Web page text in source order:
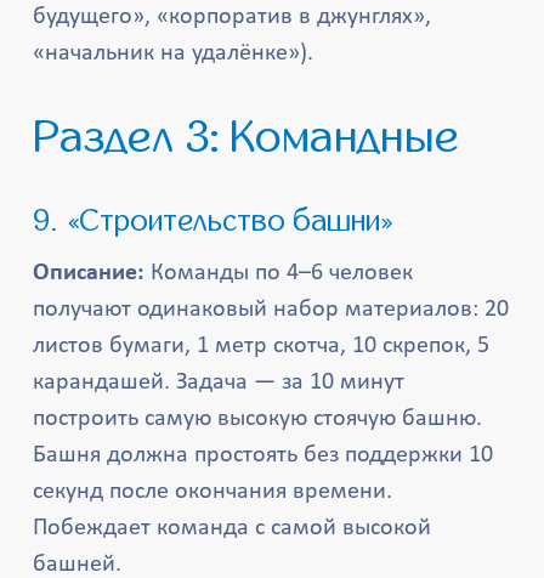
будущего», «корпоратив в джунглях»,
«начальник на удалёнке»).
Раздел 3: Командные
9. «Строительство башни»
Описание: Команды по 4–6 человек
получают одинаковый набор материалов: 20
листов бумаги, 1 метр скотча, 10 скрепок, 5
карандашей. Задача — за 10 минут
построить самую высокую стоячую башню.
Башня должна простоять без поддержки 10
секунд после окончания времени.
Побеждает команда с самой высокой
башней.